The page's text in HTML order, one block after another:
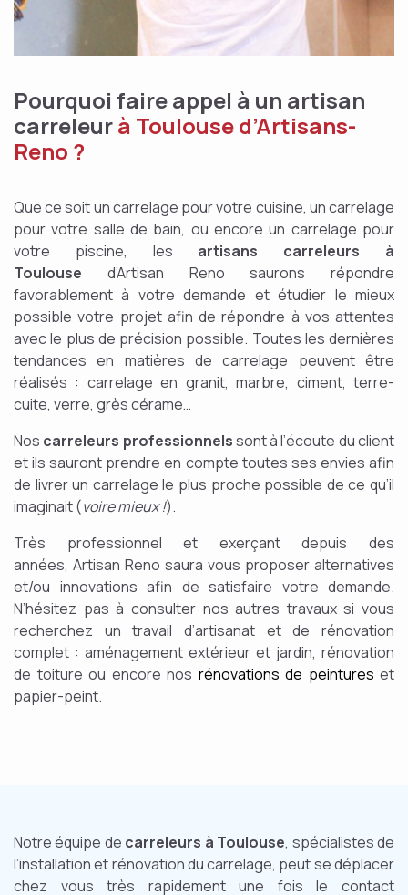
Pourquoi faire appel à un artisan
carreleurà Toulouse d’Artisans-
Reno ?
Que ce soit un carrelage pour votre cuisine, un carrelage
pour votre salle de bain, ou encore un carrelage pour
votre piscine, les artisans carreleurs à
Toulouse d’Artisan Reno saurons répondre
favorablement à votre demande et étudier le mieux
possible votre projet afin de répondre à vos attentes
avec le plus de précision possible. Toutes les dernières
tendances en matières de carrelage peuvent être
réalisés : carrelage en granit, marbre, ciment, terre-
cuite, verre, grès cérame…
Nos carreleurs professionnelssont à l’écoute du client
et ils sauront prendre en compte toutes ses envies afin
de livrer un carrelage le plus proche possible de ce qu’il
imaginait (voire mieux !).
Très professionnel et exerçant depuis des
années, Artisan Reno saura vous proposer alternatives
et/ou innovations afin de satisfaire votre demande.
N’hésitez pas à consulter nos autres travaux si vous
recherchez un travail d’artisanat et de rénovation
complet : aménagement extérieur et jardin, rénovation
de toiture ou encore nos rénovations de peintures et
papier-peint.
Notre équipe de carreleurs à Toulouse, spécialistes de
l’installation et rénovation du carrelage, peut se déplacer
chez vous très rapidement une fois le contact